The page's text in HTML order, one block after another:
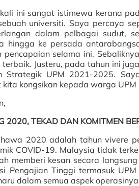
ini sangat istimewa kerana
universiti. Saya percaya
dalam pelbagai sudut,
hingga ke persada
selama ini.
Justeru, pada tahun ini
Strategik UPM 2021-2025.
kongsikan kepada warga
2020, TEKAD DAN KOMITMEN
2020 adalah tahun vivere
COVID-19. Malaysia tidak
memberi kesan secara
Pengajian Tinggi termasuk
dalam semua aspek